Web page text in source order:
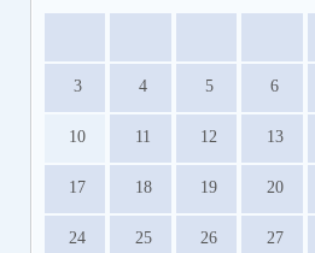
3 4 5 6
10 11 12 13
17 18 19 20
24 25 26 27